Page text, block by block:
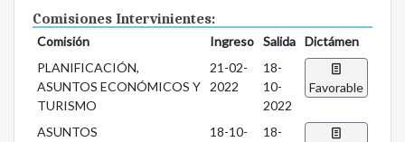
Comisiones Intervinientes:
Comisión Ingreso Salida
Dictámen
PLANIFICACIÓN,
ASUNTOS ECONÓMICOS Y
TURISMO
21-02-
2022
18-
10-
2022
Favorable
ASUNTOS
18-10-
18-